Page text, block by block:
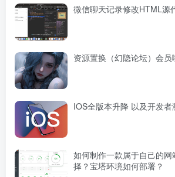
微信聊天记录修改HTML源
资源置换（幻隐论坛）会员
IOS全版本升降 以及开发者
如何制作一款属于自己的
择？宝塔环境如何部署？